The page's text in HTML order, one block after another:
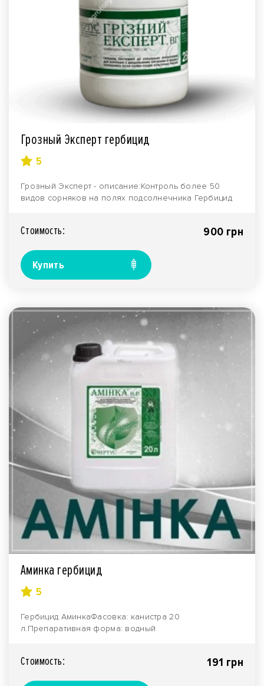
Грозный Эксперт гербицид
5
Грозный Эксперт - описание:Контроль более 50
видов сорняков на полях подсолнечника Гербицид
Стоимость: 900 грн
Купить
Аминка гербицид
5
Гербицид АминкаФасовка: канистра 20
л.Препаративная форма: водный
Стоимость: 191 грн